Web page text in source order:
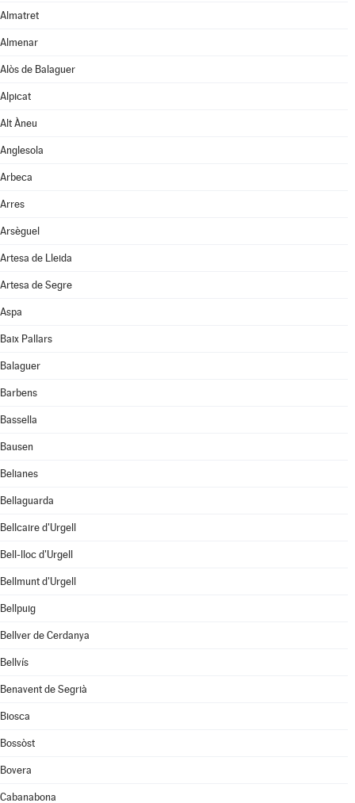
Almatret
Almenar
Alòs de Balaguer
Alpicat
Alt Àneu
Anglesola
Arbeca
Arres
Arsèguel
Artesa de Lleida
Artesa de Segre
Aspa
Baix Pallars
Balaguer
Barbens
Bassella
Bausen
Belianes
Bellaguarda
Bellcaire d'Urgell
Bell-lloc d'Urgell
Bellmunt d'Urgell
Bellpuig
Bellver de Cerdanya
Bellvís
Benavent de Segrià
Biosca
Bossòst
Bovera
Cabanabona